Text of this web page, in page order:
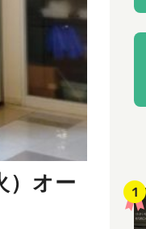
）オー